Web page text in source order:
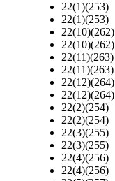
22(1)(253)
22(1)(253)
22(10)(262)
22(10)(262)
22(11)(263)
22(11)(263)
22(12)(264)
22(12)(264)
22(2)(254)
22(2)(254)
22(3)(255)
22(3)(255)
22(4)(256)
22(4)(256)